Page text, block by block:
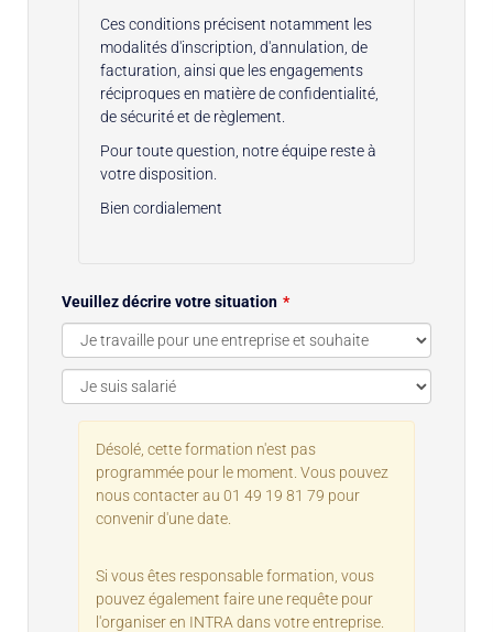
Ces conditions précisent notamment les
modalités d'inscription, d'annulation, de
facturation, ainsi que les engagements
réciproques en matière de confidentialité,
de sécurité et de règlement.
Pour toute question, notre équipe reste à
votre disposition.
Bien cordialement
Veuillez décrire votre situation
Désolé, cette formation n'est pas
programmée pour le moment. Vous pouvez
nous contacter au 01 49 19 81 79 pour
convenir d'une date.
Si vous êtes responsable formation, vous
pouvez également faire une requête pour
l'organiser en INTRA dans votre entreprise.